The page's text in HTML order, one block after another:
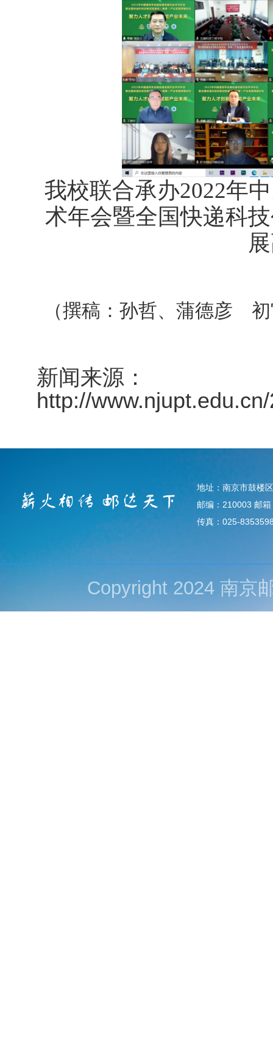
我校联合承办2022年
术年会暨全国快递科
（撰稿：孙哲、蒲德彦
新闻来源：
http://
地址：南京市鼓楼
邮编：210003 邮
传真：025-
Copyright 2024 南京